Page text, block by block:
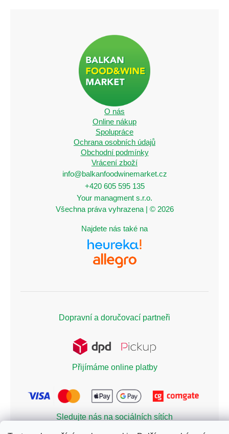
O nás
Online nákup
Spolupráce
Ochrana osobních údajů
Obchodní podmínky
Vrácení zboží
info@balkanfoodwinemarket.cz
+420 605 595 135
Your managment s.r.o.
Všechna práva vyhrazena | © 2026
Najdete nás také na
Dopravní a doručovací partneři
Přijímáme online platby
Sledujte nás na sociálních sítích